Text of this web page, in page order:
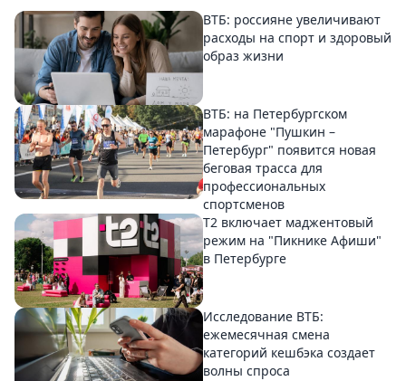
ВТБ: россияне увеличивают
расходы на спорт и здоровый
образ жизни
ВТБ: на Петербургском
марафоне "Пушкин –
Петербург" появится новая
беговая трасса для
профессиональных
спортсменов
Т2 включает маджентовый
режим на "Пикнике Афиши"
в Петербурге
Исследование ВТБ:
ежемесячная смена
категорий кешбэка создает
волны спроса